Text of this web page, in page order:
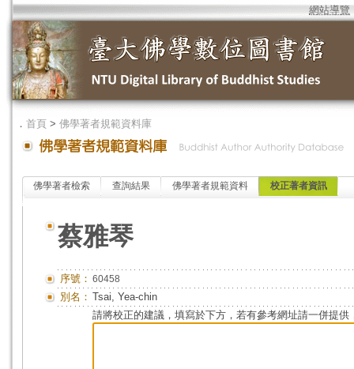
網站導覽
． 首頁 > 佛學著者規範資料庫
佛學著者檢索 查詢結果 佛學著者規範資料 校正著者資訊
蔡雅琴
序號： 60458
別名： Tsai, Yea-chin
請將校正的建議，填寫於下方，若有參考網址請一併提供